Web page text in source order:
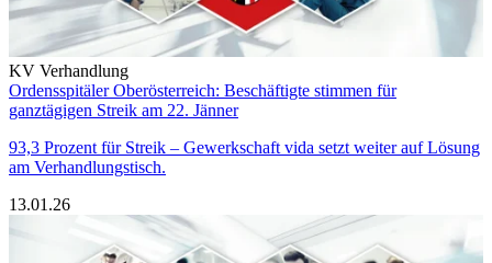
KV Verhandlung
Ordensspitäler Oberösterreich: Beschäftigte stimmen für
ganztägigen Streik am 22. Jänner
93,3 Prozent für Streik – Gewerkschaft vida setzt weiter auf Lösung
am Verhandlungstisch.
13.01.26